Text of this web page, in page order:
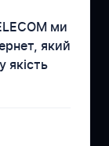
ми
який
якість